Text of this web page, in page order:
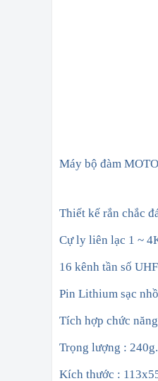
Máy bộ đàm
Thiết kế rắn chắc
Cự ly liên lạc 1 ~
16 kênh tần số
Pin Lithium sạc
Tích hợp chức
Trọng lượng : 240g.
Kích thước :